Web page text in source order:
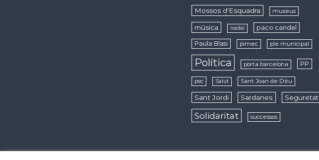
Mossos d'Esquadra museus
música nadal paco candel
Paula Blasi pimec ple municipal
Política porta barcelona PP
psc Salut Sant Joan de Déu
Sant Jordi Sardanes Seguretat
Solidaritat successos